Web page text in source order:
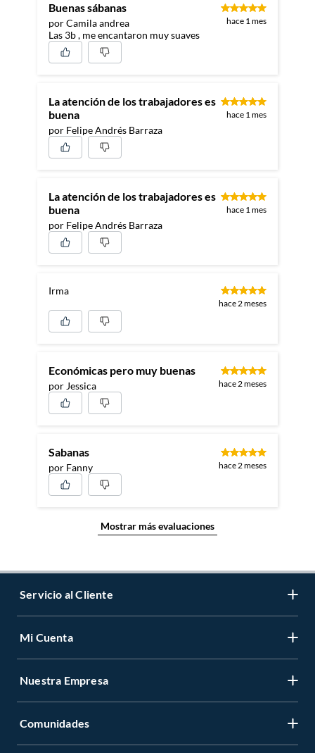
Buenas sábanas
por Camila andrea hace 1 mes
Las 3b , me encantaron muy suaves
La atención de los trabajadores es
buena
por Felipe Andrés Barraza
hace 1 mes
La atención de los trabajadores es
buena
por Felipe Andrés Barraza
hace 1 mes
Irma
hace 2 meses
Económicas pero muy buenas
por Jessica hace 2 meses
Sabanas
por Fanny hace 2 meses
Mostrar más evaluaciones
Servicio al Cliente
Contáctanos
Tiendas y horarios
Mi Cuenta
Registrate
Nuestra Empresa
Sobre Nosotros
Comunidades